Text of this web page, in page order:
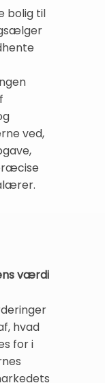
bolig til
ved,
værdi
hvad
for i